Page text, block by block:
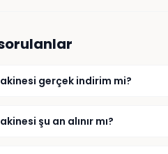
gerçek indirim mi?
şu an alınır mı?